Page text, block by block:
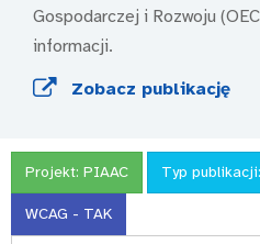
Gospodarczej i Rozwoju
informacji.
Zobacz publikację
Projekt: PIAAC Typ publikacji:
WCAG - TAK